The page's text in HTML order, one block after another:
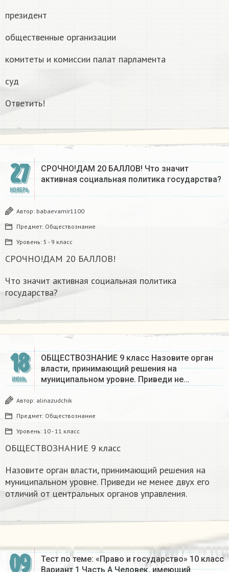
президент
общественные организации
комитеты и комиссии палат парламента
суд
Ответить!
27
НОЯБРЬ
СРОЧНО!ДАМ 20 БАЛЛОВ! Что значит
активная социальная политика государства?
Автор: babaevamir1100
Предмет: Обществознание
Уровень: 5 - 9 класс
СРОЧНО!ДАМ 20 БАЛЛОВ!
Что значит активная социальная политика
государства?
18
ИЮНЬ
ОБЩЕСТВОЗНАНИЕ 9 класс Назовите орган
власти, принимающий решения на
муниципальном уровне. Приведи не…
Автор: alinazudchik
Предмет: Обществознание
Уровень: 10 - 11 класс
ОБЩЕСТВОЗНАНИЕ 9 класс
Назовите орган власти, принимающий решения на
муниципальном уровне. Приведи не менее двух его
отличий от центральных органов управления.
09
Тест по теме: «Право и государство» 10 класс
Вариант 1 Часть А Человек, имеющий